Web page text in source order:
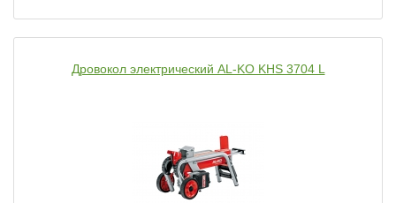
Дровокол электрический AL-KO KHS 3704 L